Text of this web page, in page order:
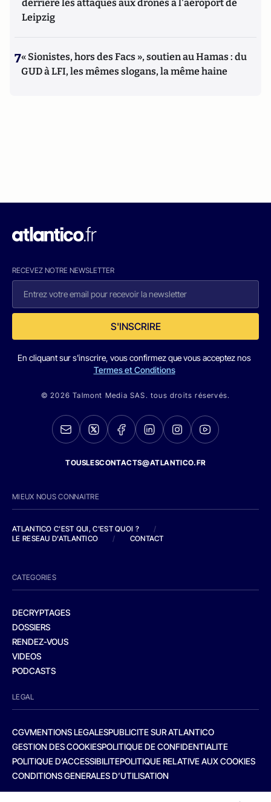
derrière les attaques aux drones à l'aéroport de
Leipzig
7« Sionistes, hors des Facs », soutien au Hamas : du
GUD à LFI, les mêmes slogans, la même haine
RECEVEZ NOTRE NEWSLETTER
S'INSCRIRE
En cliquant sur s'inscrire, vous confirmez que vous acceptez nos
Termes et Conditions
© 2026 Talmont Media SAS. tous droits réservés.
TOUSLESCONTACTS@ATLANTICO.FR
MIEUX NOUS CONNAITRE
ATLANTICO C'EST QUI, C'EST QUOI ?
/
LE RESEAU D'ATLANTICO
/ CONTACT
CATEGORIES
DECRYPTAGES
DOSSIERS
RENDEZ-VOUS
VIDEOS
PODCASTS
LEGAL
CGVMENTIONS LEGALESPUBLICITE SUR ATLANTICO
GESTION DES COOKIESPOLITIQUE DE CONFIDENTIALITE
POLITIQUE D’ACCESSIBILITEPOLITIQUE RELATIVE AUX COOKIES
CONDITIONS GENERALES D’UTILISATION